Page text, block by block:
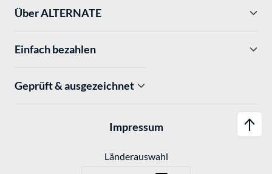
Über ALTERNATE
Einfach bezahlen
Geprüft & ausgezeichnet
Impressum
Länderauswahl